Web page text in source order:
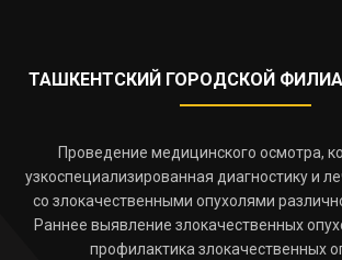
ТАШКЕНТСКИЙ ГОРОДСКОЙ
Проведение медицинского осмотра,
узкоспециализированная диагностику и
со злокачественными опухолями
Раннее выявление злокачественных
профилактика злокачественных